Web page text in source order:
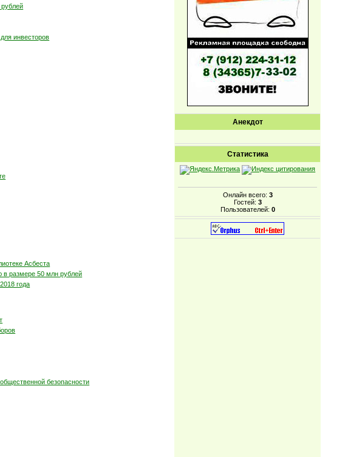
инвесторов
Асбеста
в размере 50 млн рублей
года
безопасности
Анекдот
Статистика
Онлайн всего: 3
Гостей: 3
Пользователей: 0